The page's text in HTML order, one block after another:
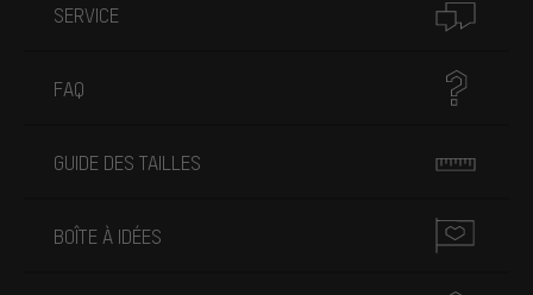
SERVICE
FAQ
GUIDE DES TAILLES
BOÎTE À IDÉES